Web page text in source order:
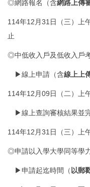
◎網路報名（含網路上傳
114年12月31日（三）上
止
◎中低收入戶及低收入戶
▶線上申請（含線上上
114年12月09日（二）上
▶線上查詢審核結果並
114年12月31日（三）上
◎申請以入學大學同等學
▶申請起迄時間（ 以郵